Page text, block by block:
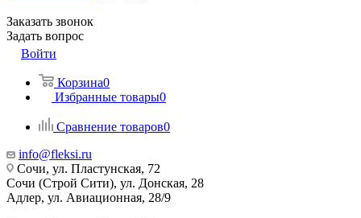
Заказать звонок
Задать вопрос
Войти
Корзина0
Избранные товары0
Сравнение товаров0
info@fleksi.ru
Сочи, ул. Пластунская, 72
Сочи (Строй Сити), ул. Донская, 28
Адлер, ул. Авиационная, 28/9